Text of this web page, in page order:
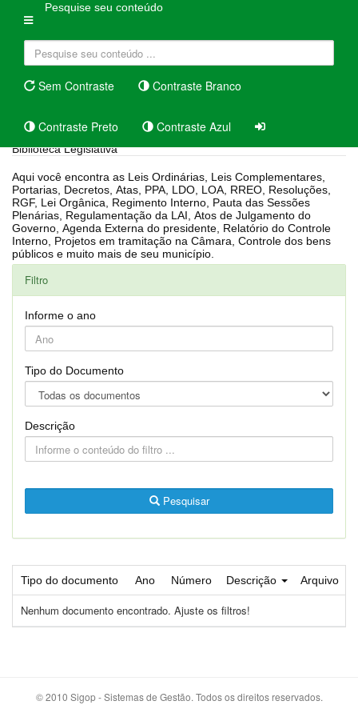
Pesquise seu conteúdo
Sem Contraste Contraste Branco
Contraste Preto Contraste Azul
Biblioteca Legislativa
Aqui você encontra as Leis Ordinárias, Leis Complementares,
Portarias, Decretos, Atas, PPA, LDO, LOA, RREO, Resoluções,
RGF, Lei Orgânica, Regimento Interno, Pauta das Sessões
Plenárias, Regulamentação da LAI, Atos de Julgamento do
Governo, Agenda Externa do presidente, Relatório do Controle
Interno, Projetos em tramitação na Câmara, Controle dos bens
públicos e muito mais de seu município.
Filtro
Informe o ano
Tipo do Documento
Descrição
Pesquisar
Tipo do documento Ano Número Descrição Arquivo
Nenhum documento encontrado. Ajuste os filtros!
© 2010 Sigop - Sistemas de Gestão. Todos os direitos reservados.